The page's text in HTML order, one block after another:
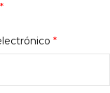
*
*